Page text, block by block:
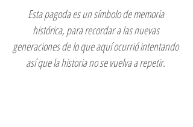
Esta pagoda es un símbolo de memoria
histórica, para recordar a las nuevas
generaciones de lo que aquí ocurrió intentando
así que la historia no se vuelva a repetir.